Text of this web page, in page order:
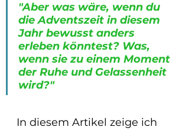
"Aber was wäre, wenn du
die Adventszeit in diesem
Jahr bewusst anders
erleben könntest? Was,
wenn sie zu einem Moment
der Ruhe und Gelassenheit
wird?"
In diesem Artikel zeige ich